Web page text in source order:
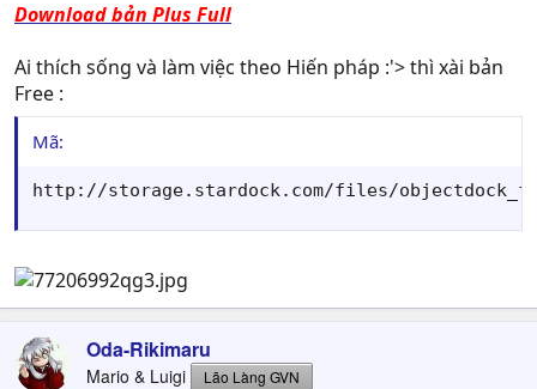
Download bản Plus Full
Ai thích sống và làm việc theo Hiến pháp :'> thì xài bản
Free :
Mã:
http://storage.stardock.com/files/
Oda-Rikimaru
Mario & Luigi Lão Làng GVN